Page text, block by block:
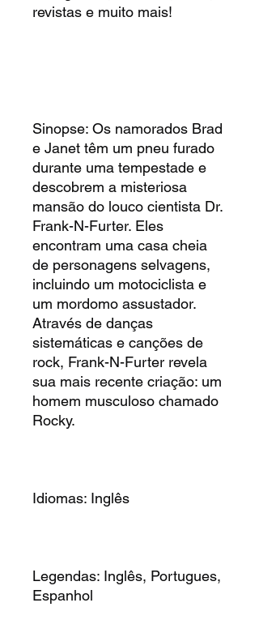
revistas e muito mais!
Sinopse: Os namorados Brad
e Janet têm um pneu furado
durante uma tempestade e
descobrem a misteriosa
mansão do louco cientista Dr.
Frank-N-Furter. Eles
encontram uma casa cheia
de personagens selvagens,
incluindo um motociclista e
um mordomo assustador.
Através de danças
sistemáticas e canções de
rock, Frank-N-Furter revela
sua mais recente criação: um
homem musculoso chamado
Rocky.
Idiomas: Inglês
Legendas: Inglês, Portugues,
Espanhol